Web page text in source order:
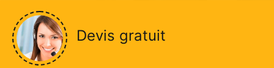
Devis gratuit